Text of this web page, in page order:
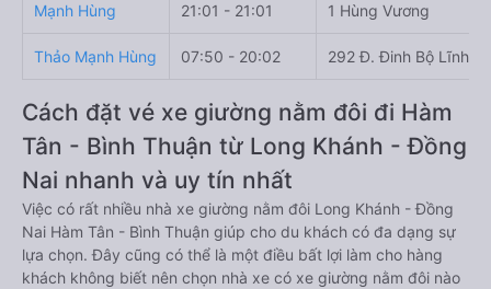
Mạnh Hùng 21:01 - 21:01 1 Hùng Vương
Thảo Mạnh Hùng 07:50 - 20:02 292 Đ. Đinh Bộ Lĩnh,
Cách đặt vé xe giường nằm đôi đi Hàm
Tân - Bình Thuận từ Long Khánh - Đồng
Nai nhanh và uy tín nhất
Việc có rất nhiều nhà xe giường nằm đôi Long Khánh - Đồng
Nai Hàm Tân - Bình Thuận giúp cho du khách có đa dạng sự
lựa chọn. Đây cũng có thể là một điều bất lợi làm cho hàng
khách không biết nên chọn nhà xe có xe giường nằm đôi nào